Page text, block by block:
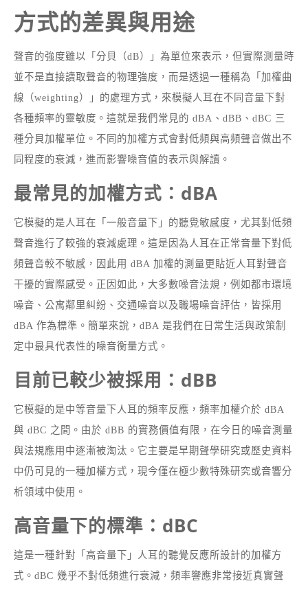
方式的差異與用途
聲音的強度雖以「分貝（dB）」為單位來表示，但實際測量時
並不是直接讀取聲音的物理強度，而是透過一種稱為「加權曲
線（weighting）」的處理方式，來模擬人耳在不同音量下對
各種頻率的靈敏度。這就是我們常見的 dBA、dBB、dBC 三
種分貝加權單位。不同的加權方式會對低頻與高頻聲音做出不
同程度的衰減，進而影響噪音值的表示與解讀。
最常見的加權方式：dBA
它模擬的是人耳在「一般音量下」的聽覺敏感度，尤其對低頻
聲音進行了較強的衰減處理。這是因為人耳在正常音量下對低
頻聲音較不敏感，因此用 dBA 加權的測量更貼近人耳對聲音
干擾的實際感受。正因如此，大多數噪音法規，例如都市環境
噪音、公寓鄰里糾紛、交通噪音以及職場噪音評估，皆採用
dBA 作為標準。簡單來說，dBA 是我們在日常生活與政策制
定中最具代表性的噪音衡量方式。
目前已較少被採用：dBB
它模擬的是中等音量下人耳的頻率反應，頻率加權介於 dBA
與 dBC 之間。由於 dBB 的實務價值有限，在今日的噪音測量
與法規應用中逐漸被淘汰。它主要是早期聲學研究或歷史資料
中仍可見的一種加權方式，現今僅在極少數特殊研究或音響分
析領域中使用。
高音量下的標準：dBC
這是一種針對「高音量下」人耳的聽覺反應所設計的加權方
式。dBC 幾乎不對低頻進行衰減，頻率響應非常接近真實聲